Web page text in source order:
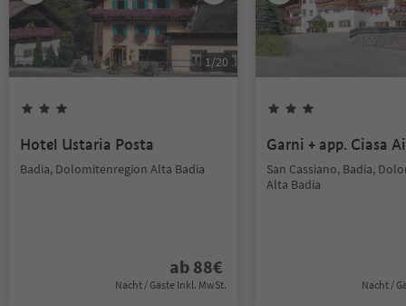
1/20
Hotel Ustaria Posta
Badia, Dolomitenregion Alta Badia
ab 88€
Nacht / Gäste Inkl. MwSt.
Garni + app. Ciasa
San Cassiano, Badia,
Alta Badia
Nacht /